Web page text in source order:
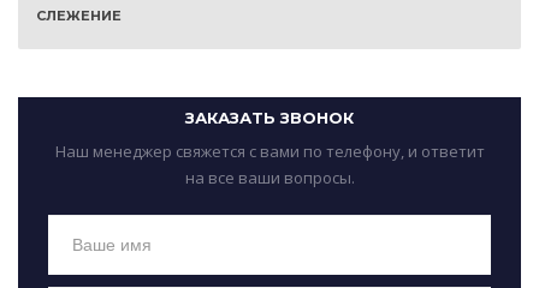
СЛЕЖЕНИЕ
ЗАКАЗАТЬ ЗВОНОК
Наш менеджер свяжется с вами по телефону, и ответит
на все ваши вопросы.